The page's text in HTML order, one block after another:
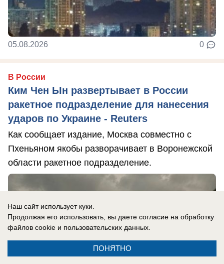
05.08.2026 0
В России
Ким Чен Ын развертывает в России
ракетное подразделение для нанесения
ударов по Украине - Reuters
Как сообщает издание, Москва совместно с
Пхеньяном якобы разворачивает в Воронежской
области ракетное подразделение.
Наш сайт использует куки.
Продолжая его использовать, вы даете согласие на обработку
файлов cookie и пользовательских данных.
ПОНЯТНО